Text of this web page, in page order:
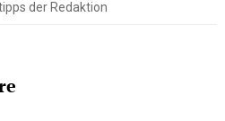
der Redaktion